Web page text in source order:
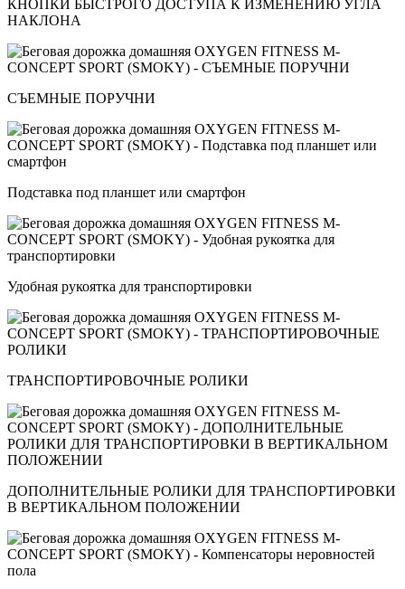
КНОПКИ БЫСТРОГО ДОСТУПА К ИЗМЕНЕНИЮ УГЛА
НАКЛОНА
СЪЕМНЫЕ ПОРУЧНИ
Подставка под планшет или смартфон
Удобная рукоятка для транспортировки
ТРАНСПОРТИРОВОЧНЫЕ РОЛИКИ
ДОПОЛНИТЕЛЬНЫЕ РОЛИКИ ДЛЯ ТРАНСПОРТИРОВКИ
В ВЕРТИКАЛЬНОМ ПОЛОЖЕНИИ